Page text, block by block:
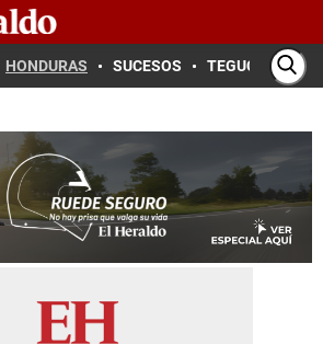
HONDURAS SUCESOS TEGUCIGALPA